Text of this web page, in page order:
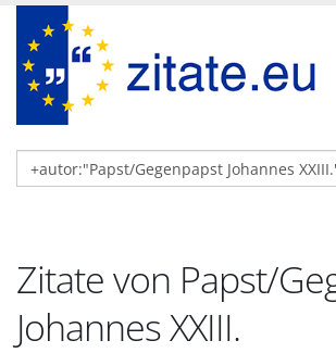
Zitate von Papst/
Johannes XXIII.